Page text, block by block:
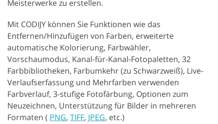
Meisterwerke zu erstellen.
Mit CODIJY können Sie Funktionen wie das
Entfernen/Hinzufügen von Farben, erweiterte
automatische Kolorierung, Farbwähler,
Vorschaumodus, Kanal-für-Kanal-Fotopaletten, 32
Farbbibliotheken, Farbumkehr (zu Schwarzweiß), Live-
Verlaufserfassung und Mehrfarben verwenden
Farbverlauf, 3-stufige Fotofärbung, Optionen zum
Neuzeichnen, Unterstützung für Bilder in mehreren
Formaten ( PNG, TIFF, JPEG, etc.)